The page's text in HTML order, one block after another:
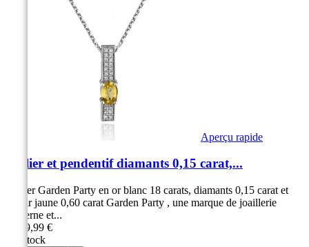
Aperçu rapide
Collier et pendentif diamants 0,15 carat,...
Collier Garden Party en or blanc 18 carats, diamants 0,15 carat et
saphir jaune 0,60 carat Garden Party , une marque de joaillerie
moderne et...
1 299,99 €
En Stock